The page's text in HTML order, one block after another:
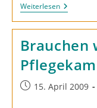
Weiterlesen
Beruflich
Brauchen
Beitrag15. April 2009